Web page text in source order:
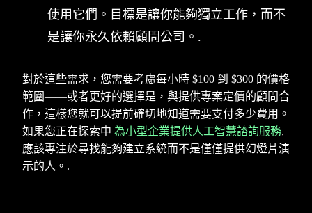
使用它們。目標是讓你能夠獨立工作，而不
是讓你永久依賴顧問公司。.
對於這些需求，您需要考慮每小時 $100 到 $300 的價格
範圍——或者更好的選擇是，與提供專案定價的顧問合
作，這樣您就可以提前確切地知道需要支付多少費用。
如果您正在探索中 為小型企業提供人工智慧諮詢服務,
應該專注於尋找能夠建立系統而不是僅僅提供幻燈片演
示的人。.